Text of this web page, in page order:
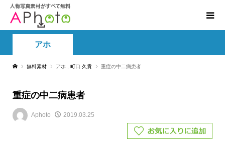
アホ
無料素材 アホ 町口 久貴 重症の中二病患者
重症の中二病患者
Aphoto 2019.03.25